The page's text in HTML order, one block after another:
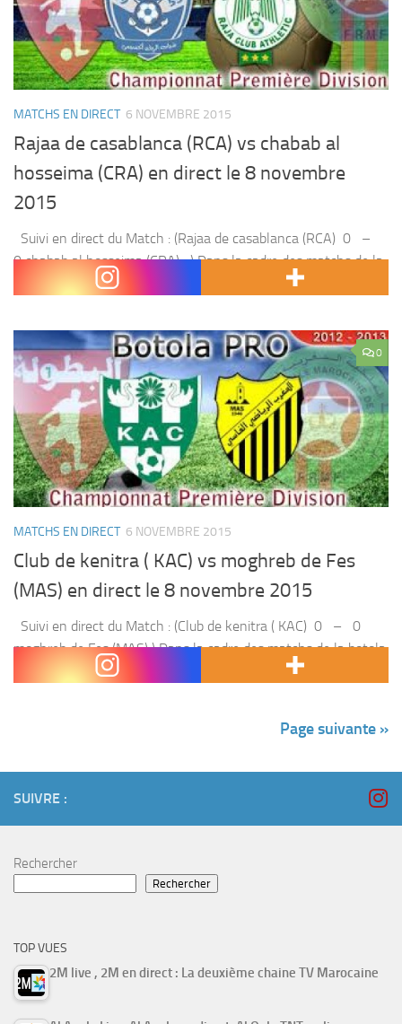
MATCHS EN DIRECT 6 NOVEMBRE 2015
Rajaa de casablanca (RCA) vs chabab al
hosseima (CRA) en direct le 8 novembre
2015
Suivi en direct du Match : (Rajaa de casablanca (RCA) 0 –
0 chabab al hosseima (CRA) ) Dans la cadre des matchs de la
botola pro ,Rajaa de casablanca (RCA) affronte...
0
MATCHS EN DIRECT 6 NOVEMBRE 2015
Club de kenitra ( KAC) vs moghreb de Fes
(MAS) en direct le 8 novembre 2015
Suivi en direct du Match : (Club de kenitra ( KAC) 0 – 0
moghreb de Fes (MAS) ) Dans la cadre des matchs de la botola
pro , le Club de kenitra...
Page suivante »
SUIVRE :
Rechercher
Rechercher
TOP VUES
2M live , 2M en direct : La deuxième chaine TV Marocaine